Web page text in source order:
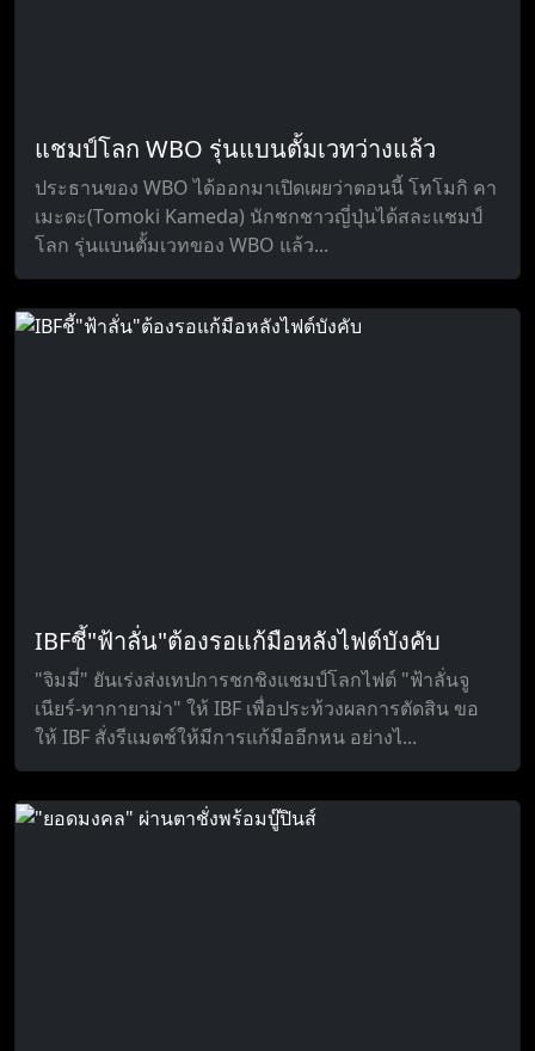
แชมป์โลก WBO รุ่นแบนตั้มเวทว่างแล้ว
ประธานของ WBO ได้ออกมาเปิดเผยว่าตอนนี้ โทโมกิ คา
เมะดะ(Tomoki Kameda) นักชกชาวญี่ปุ่นได้สละแชมป์
โลก รุ่นแบนตั้มเวทของ WBO แล้ว...
IBFชี้"ฟ้าลั่น"ต้องรอแก้มือหลังไฟต์บังคับ
"จิมมี่" ยันเร่งส่งเทปการชกชิงแชมป์โลกไฟต์ "ฟ้าลั่นจู
เนียร์-ทากายาม่า" ให้ IBF เพื่อประท้วงผลการตัดสิน ขอ
ให้ IBF สั่งรีแมตช์ให้มีการแก้มืออีกหน อย่างไ...